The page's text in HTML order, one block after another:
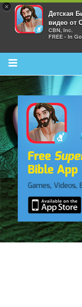
×
Детская
видео от
CBN, Inc.
FREE - In
Bible App